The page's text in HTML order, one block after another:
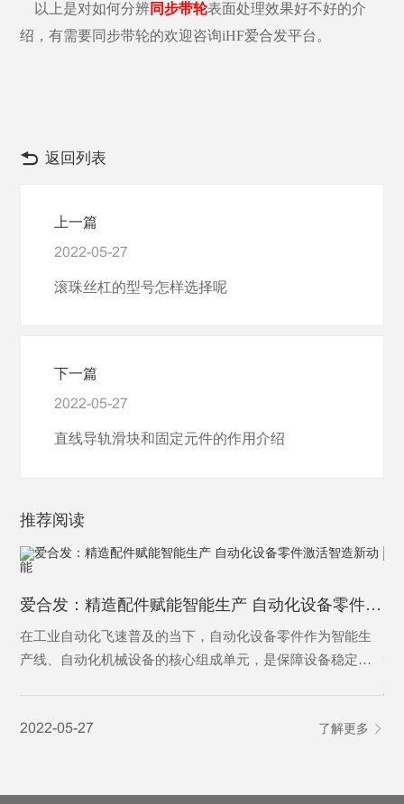
以上是对如何分辨同步带轮表面处理效果好不好的介
绍，有需要同步带轮的欢迎咨询iHF爱合发平台。
返回列表
上一篇
2022-05-27
滚珠丝杠的型号怎样选择呢
下一篇
2022-05-27
直线导轨滑块和固定元件的作用介绍
推荐阅读
爱合发：精造配件赋能智能生产 自动化设备零件激活智造新动能
在工业自动化飞速普及的当下，自动化设备零件作为智能生
产线、自动化机械设备的核心组成单元，是保障设备稳定运
成自动化输送、加工、分拣、检测等核心工序，是制造业从
2022-05-27 了解更多